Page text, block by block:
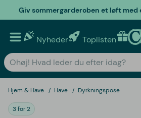
Giv sommergarderoben et løft
Nyheder Toplisten
Hjem & Have Have Dyrkningspose
3 for 2